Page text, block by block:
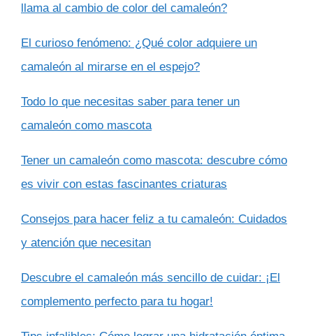
llama al cambio de color del camaleón?
El curioso fenómeno: ¿Qué color adquiere un
camaleón al mirarse en el espejo?
Todo lo que necesitas saber para tener un
camaleón como mascota
Tener un camaleón como mascota: descubre cómo
es vivir con estas fascinantes criaturas
Consejos para hacer feliz a tu camaleón: Cuidados
y atención que necesitan
Descubre el camaleón más sencillo de cuidar: ¡El
complemento perfecto para tu hogar!